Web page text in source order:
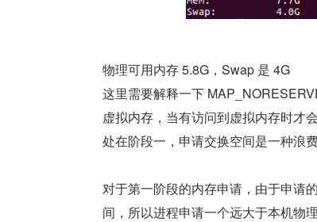
物理可用内存 5.8G，Swap 是 4G
这里需要解释一下
虚拟内存，当有访问到虚拟内存时才
处在阶段一，申请交换空间是一种浪费
对于第一阶段的内存申请，由于申请
间，所以进程申请一个远大于本机物